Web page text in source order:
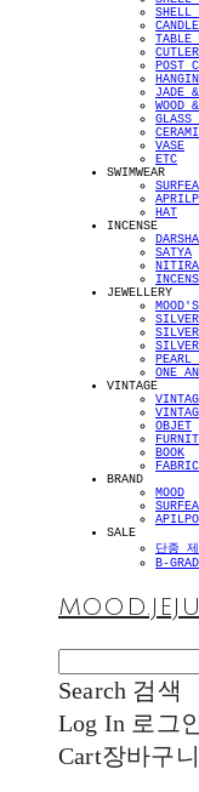
SHELL
TABLE
POST
JADE
WOOD
GLASS
VASE
ETC
SWIMWEAR
SURFEA
HAT
INCENSE
SATYA
JEWELLERY
PEARL
ONE
VINTAGE
OBJET
BOOK
FABRIC
BRAND
MOOD
SURFEA
SALE
단종
B-
MOOD.JEJU
Search 검색
Log In 로그
Cart장바구니